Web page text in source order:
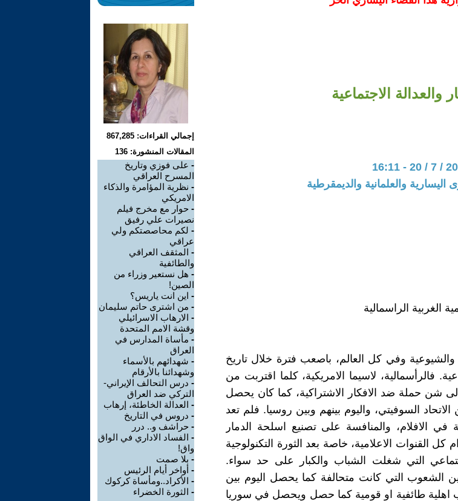
والعدالة الاجتماعية
والعلمانية والديمقرطية
الغربية الراسمالية
والشيوعية وفي كل العالم، باصعب فترة خلال تاريخ
فالرأسمالية، لاسيما الامريكية، كلما اقتربت من
الى شن حملة ضد الافكار الاشتراكية، كما كان يحصل
الاتحاد السوفيتي، واليوم بينهم وبين روسيا. فلم تعد
في الافلام، والمنافسة على تصنيع اسلحة الدمار
كل القنوات الاعلامية، خاصة بعد الثورة التكنولوجية
التي شغلت الشباب والكبار على حد سواء.
الشعوب التي كانت متحالفة كما يحصل اليوم بين
اهلية طائفية او قومية كما حصل ويحصل في سوريا
إجمالي القراءات: 867,285
المقالات المنشورة: 136
- على فوزي وتاريخ
المسرح العراقي
- نظرية المؤامرة والذكاء
الامريكي
- حوار مع مخرج فيلم
نصيرات علي رفيق
- لكم محاصصتكم ولي
عراقي
- المثقف العراقي
والطائفية
- هل نستعير وزراء من
الصين!
- اين انت ياريس؟
- من اشترى حاتم سليمان
- الارهاب الاسرائيلي
وقشة الامم المتحدة
- مأساة المدارس في
العراق
- شهدائهم بالأسماء
وشهدائنا بالأرقام
- درس التحالف الإيراني-
التركي ضد العراق
- العدالة الخاطئة، إرهاب
- دروس في التاريخ
- حراشف و.. درر
- الفساد الاداري في الواق
واق!
- بلا صمت
- أواخر أيام الرئيس
- الأكراد..ومأساة كركوك
- الثورة الخضراء